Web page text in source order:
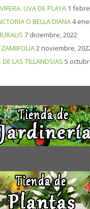
UVA DE PLAYA 1
O BELLA DIANA4
7 diciembre, 2022
2 noviembre,
LAS TILLANDSIAS 5